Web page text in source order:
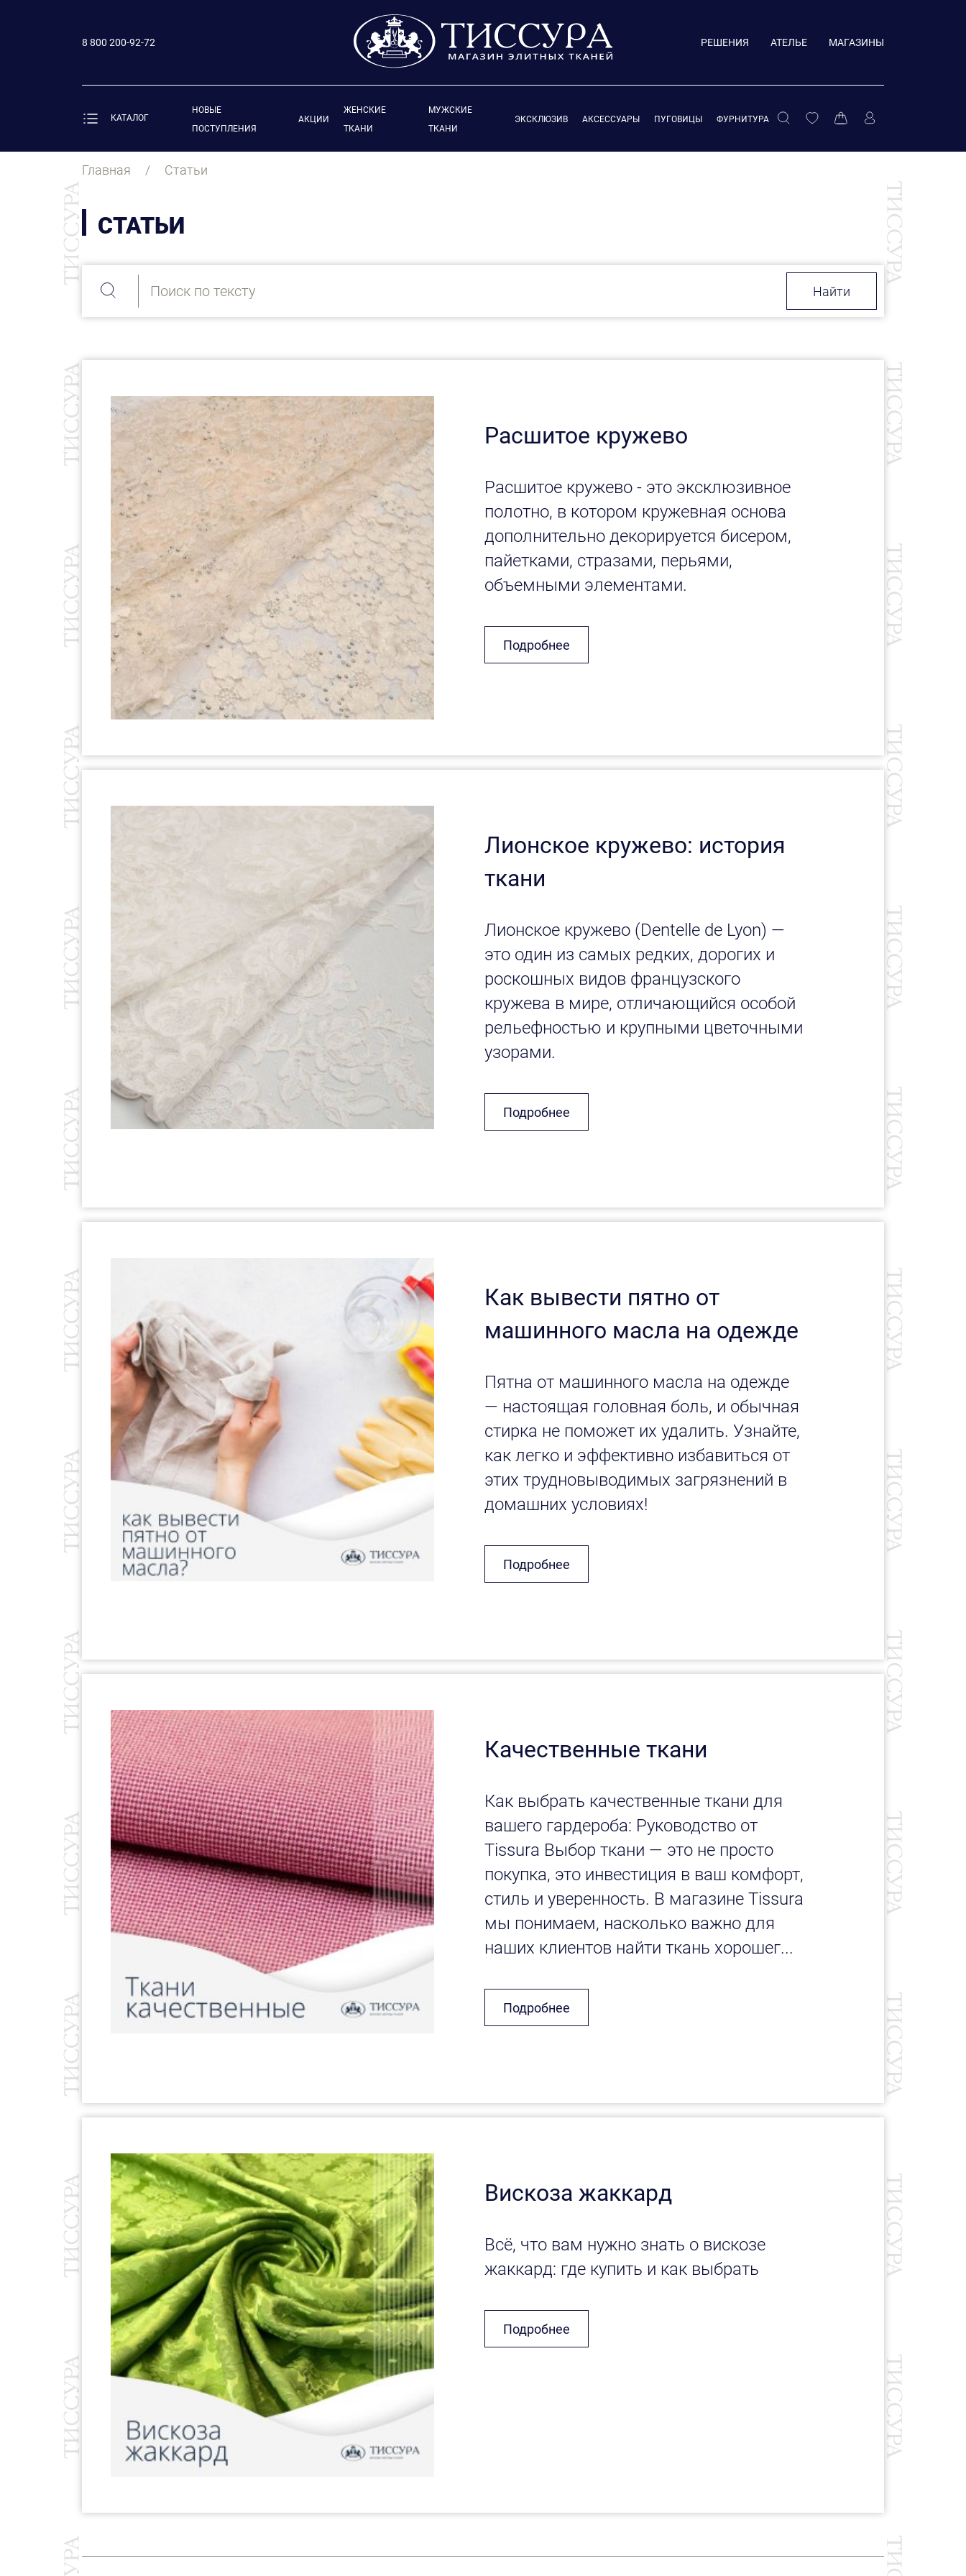
8 800 200-92-72 РЕШЕНИЯ АТЕЛЬЕ МАГАЗИНЫ
КАТАЛОГ
НОВЫЕ
ПОСТУПЛЕНИЯ
АКЦИИ
ЖЕНСКИЕ
ТКАНИ
МУЖСКИЕ
ТКАНИ
ЭКСКЛЮЗИВ АКСЕССУАРЫ ПУГОВИЦЫ ФУРНИТУРА
Главная Статьи
СТАТЬИ
Найти
Расшитое кружево
Расшитое кружево - это эксклюзивное
полотно, в котором кружевная основа
дополнительно декорируется бисером,
пайетками, стразами, перьями,
объемными элементами.
Подробнее
Лионское кружево: история
ткани
Лионское кружево (Dentelle de Lyon) —
это один из самых редких, дорогих и
роскошных видов французского
кружева в мире, отличающийся особой
рельефностью и крупными цветочными
узорами.
Подробнее
Как вывести пятно от
машинного масла на одежде
Пятна от машинного масла на одежде
— настоящая головная боль, и обычная
стирка не поможет их удалить. Узнайте,
как легко и эффективно избавиться от
этих трудновыводимых загрязнений в
домашних условиях!
Подробнее
Качественные ткани
Как выбрать качественные ткани для
вашего гардероба: Руководство от
Tissura Выбор ткани — это не просто
покупка, это инвестиция в ваш комфорт,
стиль и уверенность. В магазине Tissura
мы понимаем, насколько важно для
наших клиентов найти ткань хорошег...
Подробнее
Вискоза жаккард
Всё, что вам нужно знать о вискозе
жаккард: где купить и как выбрать
Подробнее